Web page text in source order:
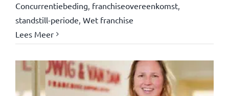
Concurrentiebeding, franchiseovereenkomst,
standstill-periode, Wet franchise
Lees Meer